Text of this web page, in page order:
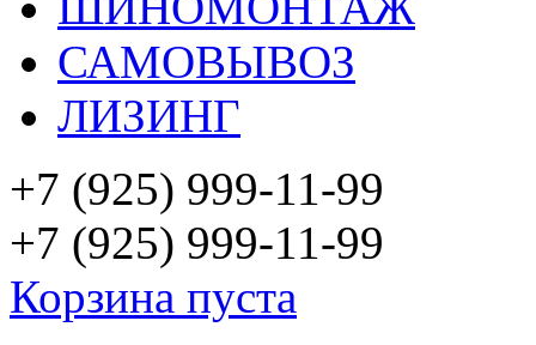
САМОВЫВОЗ
ЛИЗИНГ
+7 (925) 999-11-99
+7 (925) 999-11-99
Корзина пуста